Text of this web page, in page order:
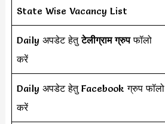
State Wise Vacancy List
Daily अपडेट हेतुटेलीग्राम ग्रुपफॉलो
करें
Daily अपडेट हेतु Facebook ग्रुप फॉलो
करें